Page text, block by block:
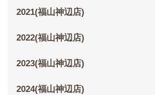
2021(福山神辺店)
2022(福山神辺店)
2023(福山神辺店)
2024(福山神辺店)